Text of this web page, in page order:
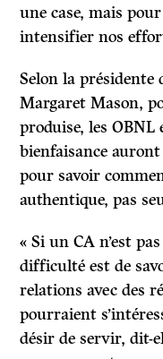
une case, mais
intensifier nos
Selon la présidente
Margaret Mason,
produise, les OBNL
bienfaisance auront
pour savoir
authentique, pas
« Si un CA n’est
difficulté est de
relations avec des
pourraient
désir de servir, dit-